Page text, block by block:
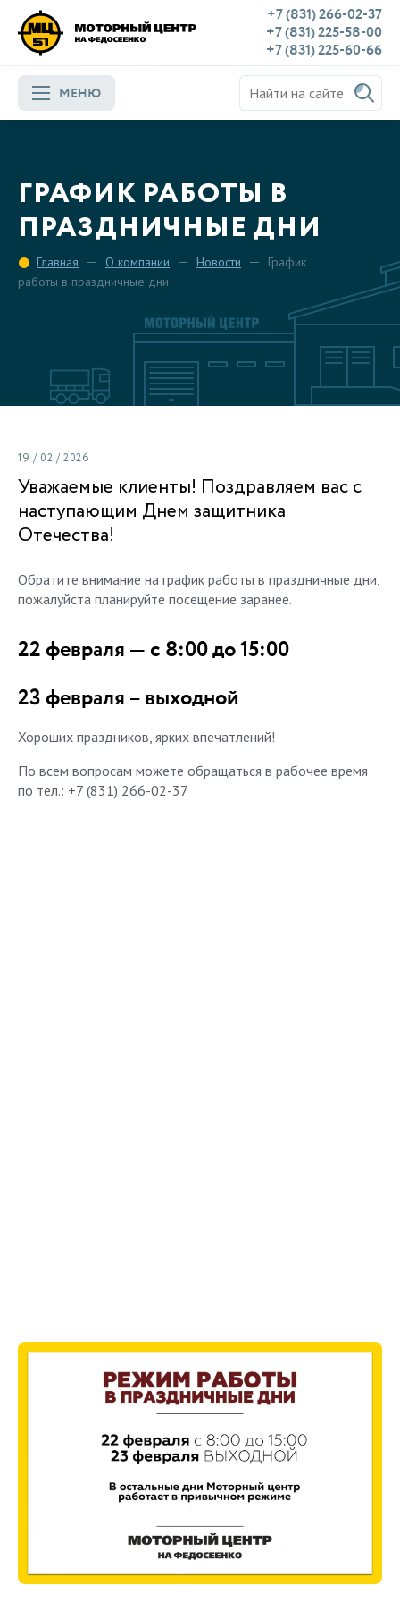
+7 (831) 266-02-37
+7 (831) 225-58-00
+7 (831) 225-60-66
МЕНЮ
ГРАФИК РАБОТЫ В
ПРАЗДНИЧНЫЕ ДНИ
Главная О компании Новости
График
работы в праздничные дни
19 / 02 / 2026
Уважаемые клиенты! Поздравляем вас с
наступающим Днем защитника
Отечества!
Обратите внимание на график работы в праздничные дни,
пожалуйста планируйте посещение заранее.
22 февраля — с 8:00 до 15:00
23 февраля – выходной
Хороших праздников, ярких впечатлений!
По всем вопросам можете обращаться в рабочее время
по тел.: +7 (831) 266-02-37